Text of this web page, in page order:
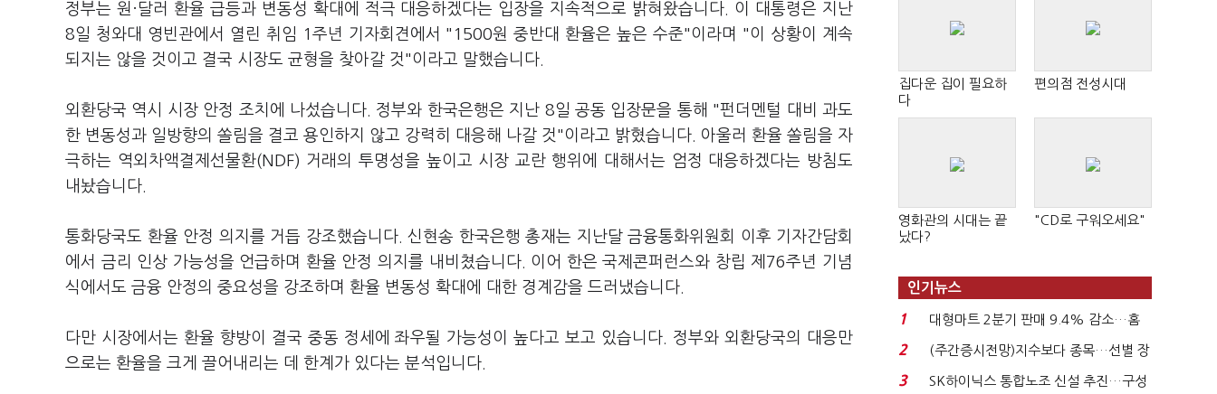
정부는 원·달러 환율 급등과 변동성 확대에 적극 대응하겠다는 입장을 지속적으로 밝혀왔습니다. 이 대통령은 지난
8일 청와대 영빈관에서 열린 취임 1주년 기자회견에서 "1500원 중반대 환율은 높은 수준"이라며 "이 상황이 계속
되지는 않을 것이고 결국 시장도 균형을 찾아갈 것"이라고 말했습니다.
외환당국 역시 시장 안정 조치에 나섰습니다. 정부와 한국은행은 지난 8일 공동 입장문을 통해 "펀더멘털 대비 과도
한 변동성과 일방향의 쏠림을 결코 용인하지 않고 강력히 대응해 나갈 것"이라고 밝혔습니다. 아울러 환율 쏠림을 자
극하는 역외차액결제선물환(NDF) 거래의 투명성을 높이고 시장 교란 행위에 대해서는 엄정 대응하겠다는 방침도
내놨습니다.
통화당국도 환율 안정 의지를 거듭 강조했습니다. 신현송 한국은행 총재는 지난달 금융통화위원회 이후 기자간담회
에서 금리 인상 가능성을 언급하며 환율 안정 의지를 내비쳤습니다. 이어 한은 국제콘퍼런스와 창립 제76주년 기념
식에서도 금융 안정의 중요성을 강조하며 환율 변동성 확대에 대한 경계감을 드러냈습니다.
다만 시장에서는 환율 향방이 결국 중동 정세에 좌우될 가능성이 높다고 보고 있습니다. 정부와 외환당국의 대응만
으로는 환율을 크게 끌어내리는 데 한계가 있다는 분석입니다.
집다운 집이 필요하
다
편의점 전성시대
영화관의 시대는 끝
났다?
"CD로 구워오세요"
인기뉴스
1
대형마트 2분기 판매 9.4% 감소…홈
플러스 사태 여파...
2
(주간증시전망)지수보다 종목…선별 장
세 이어진다...
3
SK하이닉스 통합노조 신설 추진…구성